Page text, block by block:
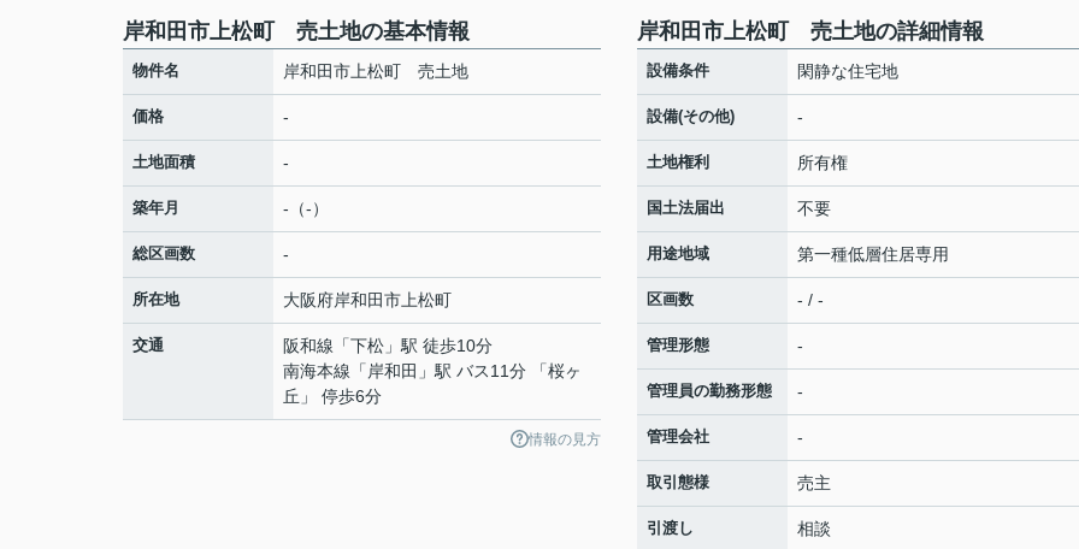
岸和田市上松町 売土地の基本情報
物件名 岸和田市上松町 売土地
価格 -
土地面積 -
築年月 -（-）
総区画数 -
所在地 大阪府岸和田市 上松町
交通 阪和線 「下松 」駅 徒歩10分
南海本線 「 岸和田 」駅 バス11分 「桜ヶ
丘」 停歩6分
情報の見方
岸和田市上松町 売土地の詳細情報
設備条件 閑静な住宅地
設備(その他) -
土地権利 所有権
国土法届出 不要
用途地域 第一種低層住居専用
区画数 - / -
管理形態 -
管理員の勤務形態 -
管理会社 -
取引態様 売主
引渡し 相談